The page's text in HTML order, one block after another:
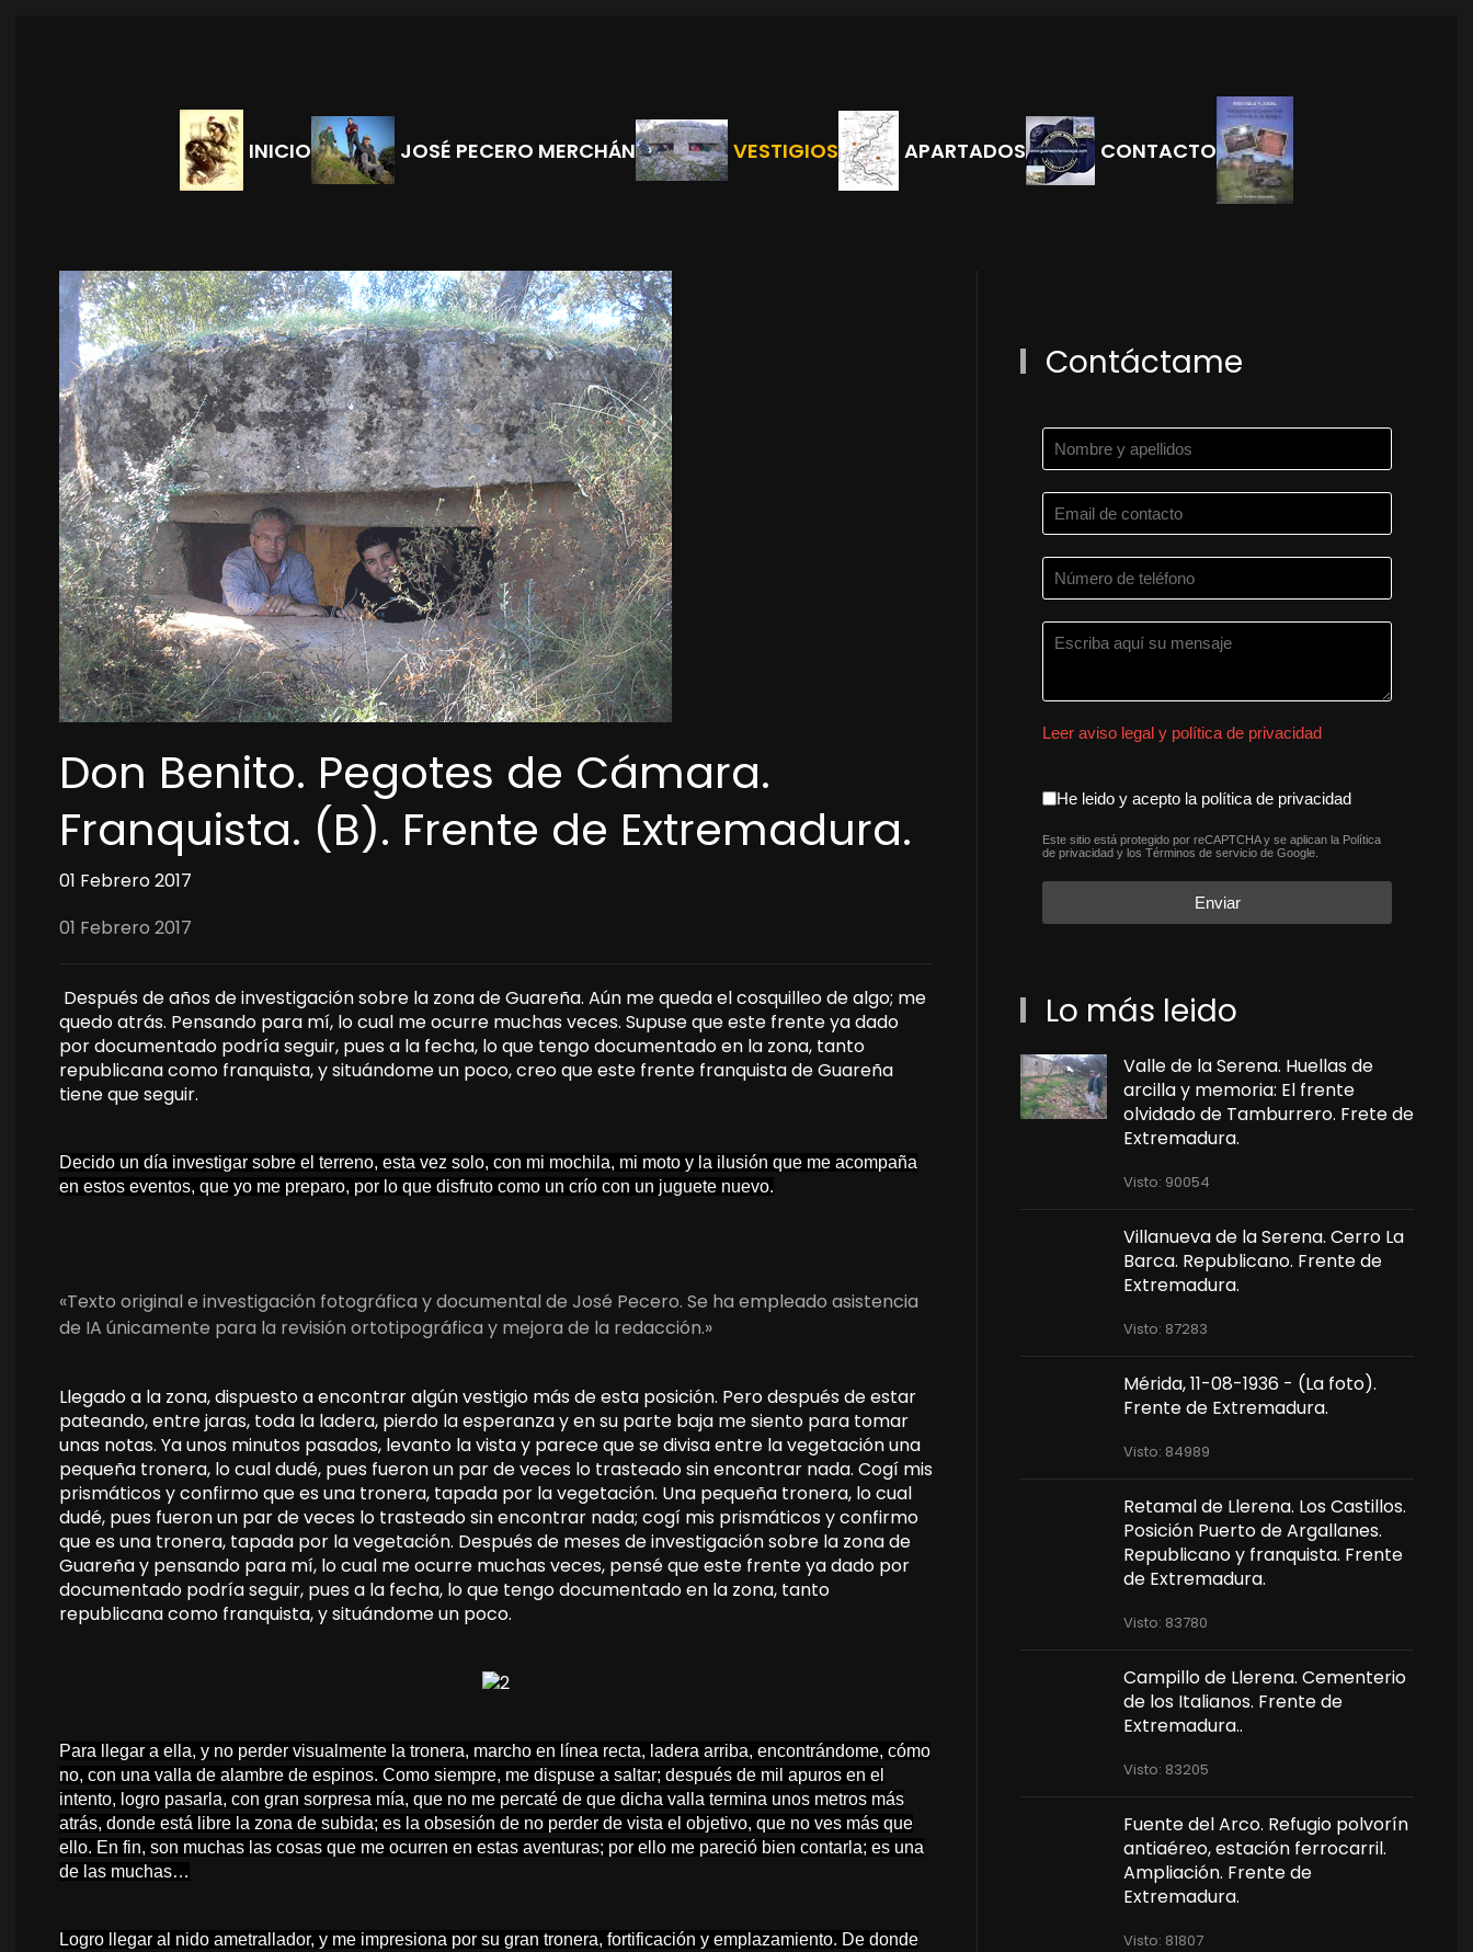
INICIO JOSÉ PECERO MERCHÁN VESTIGIOS APARTADOS CONTACTO
Don Benito. Pegotes de Cámara.
Franquista. (B). Frente de Extremadura.
01 Febrero 2017
01 Febrero 2017
Después de años de investigación sobre la zona de Guareña. Aún me queda el cosquilleo de algo; me
quedo atrás. Pensando para mí, lo cual me ocurre muchas veces. Supuse que este frente ya dado
por documentado podría seguir, pues a la fecha, lo que tengo documentado en la zona, tanto
republicana como franquista, y situándome un poco, creo que este frente franquista de Guareña
tiene que seguir.
Decido un día investigar sobre el terreno, esta vez solo, con mi mochila, mi moto y la ilusión que me acompaña
en estos eventos, que yo me preparo, por lo que disfruto como un crío con un juguete nuevo.
«Texto original e investigación fotográfica y documental de José Pecero. Se ha empleado asistencia
de IA únicamente para la revisión ortotipográfica y mejora de la redacción.»
Llegado a la zona, dispuesto a encontrar algún vestigio más de esta posición. Pero después de estar
pateando, entre jaras, toda la ladera, pierdo la esperanza y en su parte baja me siento para tomar
unas notas. Ya unos minutos pasados, levanto la vista y parece que se divisa entre la vegetación una
pequeña tronera, lo cual dudé, pues fueron un par de veces lo trasteado sin encontrar nada. Cogí mis
prismáticos y confirmo que es una tronera, tapada por la vegetación. Una pequeña tronera, lo cual
dudé, pues fueron un par de veces lo trasteado sin encontrar nada; cogí mis prismáticos y confirmo
que es una tronera, tapada por la vegetación. Después de meses de investigación sobre la zona de
Guareña y pensando para mí, lo cual me ocurre muchas veces, pensé que este frente ya dado por
documentado podría seguir, pues a la fecha, lo que tengo documentado en la zona, tanto
republicana como franquista, y situándome un poco.
Para llegar a ella, y no perder visualmente la tronera, marcho en línea recta, ladera arriba, encontrándome, cómo
no, con una valla de alambre de espinos. Como siempre, me dispuse a saltar; después de mil apuros en el
intento, logro pasarla, con gran sorpresa mía, que no me percaté de que dicha valla termina unos metros más
atrás, donde está libre la zona de subida; es la obsesión de no perder de vista el objetivo, que no ves más que
ello. En fin, son muchas las cosas que me ocurren en estas aventuras; por ello me pareció bien contarla; es una
de las muchas…
Logro llegar al nido ametrallador, y me impresiona por su gran tronera, fortificación y emplazamiento. De donde
Contáctame
Leer aviso legal y política de privacidad
aceptacion política de
He leido y acepto la política de privacidad
reCAPTCHA*
Este sitio está protegido por reCAPTCHA y se aplican la Política
de privacidad y losTérminos de servicio de Google.
Enviar
Lo más leido
Valle de la Serena. Huellas de
arcilla y memoria: El frente
olvidado de Tamburrero. Frete de
Extremadura.
Visto: 90054
Villanueva de la Serena. Cerro La
Barca. Republicano. Frente de
Extremadura.
Visto: 87283
Mérida, 11-08-1936 - (La foto).
Frente de Extremadura.
Visto: 84989
Retamal de Llerena. Los Castillos.
Posición Puerto de Argallanes.
Republicano y franquista. Frente
de Extremadura.
Visto: 83780
Campillo de Llerena. Cementerio
de los Italianos. Frente de
Extremadura..
Visto: 83205
Fuente del Arco. Refugio polvorín
antiaéreo, estación ferrocarril.
Ampliación. Frente de
Extremadura.
Visto: 81807